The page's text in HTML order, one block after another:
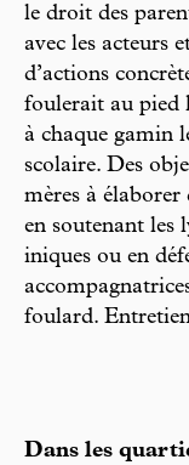
le droit des
avec les acteurs
d’actions
foulerait au pied
à chaque gamin
scolaire. Des
mères à
en soutenant les
iniques ou en
foulard.
Dans les